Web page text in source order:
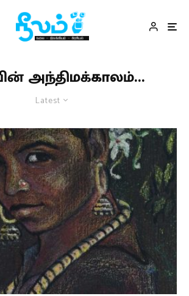
அந்திமக்காலம்…
Latest